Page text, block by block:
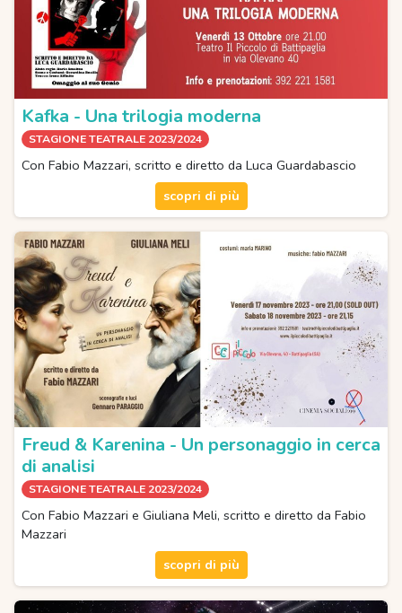
Kafka - Una trilogia moderna
STAGIONE TEATRALE 2023/2024
Con Fabio Mazzari, scritto e diretto da Luca Guardabascio
scopri di più
Freud & Karenina - Un personaggio in cerca
di analisi
STAGIONE TEATRALE 2023/2024
Con Fabio Mazzari e Giuliana Meli, scritto e diretto da Fabio
Mazzari
scopri di più